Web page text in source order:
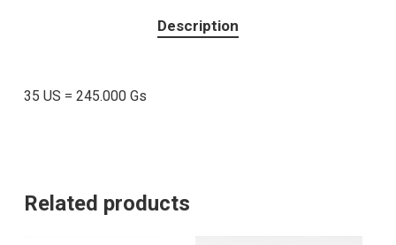
Description
35 US = 245.000 Gs
Related products